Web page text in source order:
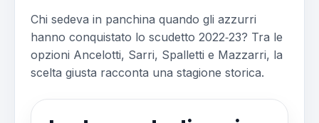
Chi sedeva in panchina quando gli azzurri
hanno conquistato lo scudetto 2022‑23? Tra le
opzioni Ancelotti, Sarri, Spalletti e Mazzarri, la
scelta giusta racconta una stagione storica.